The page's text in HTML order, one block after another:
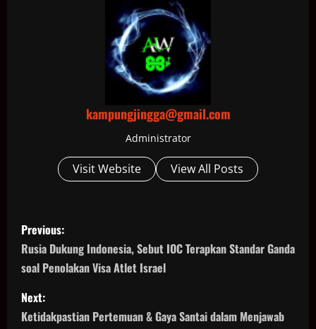
kampungjingga@gmail.com
Administrator
Visit Website View All Posts
P
o
s
t
Previous:
Rusia Dukung Indonesia, Sebut IOC Terapkan Standar Ganda
soal Penolakan Visa Atlet Israel
Next:
Ketidakpastian Pertemuan & Gaya Santai dalam Menjawab